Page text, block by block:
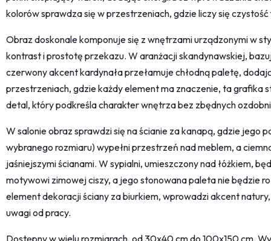
kolorów sprawdza się w przestrzeniach, gdzie liczy się
Obraz doskonale komponuje się z wnętrzami urządzonymi w
kontrast i prostotę przekazu. W aranżacji skandynawskiej,
czerwony akcent kardynała przełamuje chłodną paletę,
przestrzeniach, gdzie każdy element ma znaczenie, ta grafika
detal, który podkreśla charakter wnętrza bez zbędnych
W salonie obraz sprawdzi się na ścianie za kanapą, gdzie jego
wybranego rozmiaru) wypełni przestrzeń nad meblem, a
jaśniejszymi ścianami. W sypialni, umieszczony nad łóżkiem,
motywowi zimowej ciszy, a jego stonowana paleta nie będzie
element dekoracji ściany za biurkiem, wprowadzi akcent
uwagi od pracy.